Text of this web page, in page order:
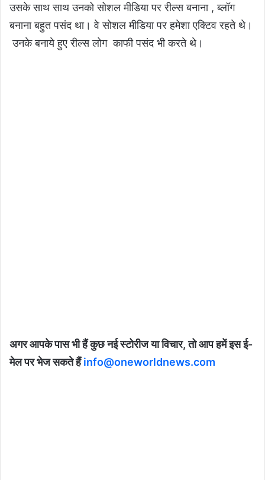
उसके साथ साथ उनको सोशल मीडिया पर रील्स बनाना , ब्लॉग
बनाना बहुत पसंद था। वे सोशल मीडिया पर हमेशा एक्टिव रहते थे।
उनके बनाये हुए रील्स लोग काफी पसंद भी करते थे।
अगर आपके पास भी हैं कुछ नई स्टोरीज या विचार, तो आप हमें इस ई-
मेल पर भेज सकते हैंinfo@oneworldnews.com